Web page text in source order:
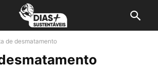
de desmatamento